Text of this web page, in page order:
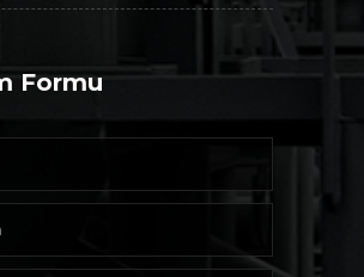
Formu